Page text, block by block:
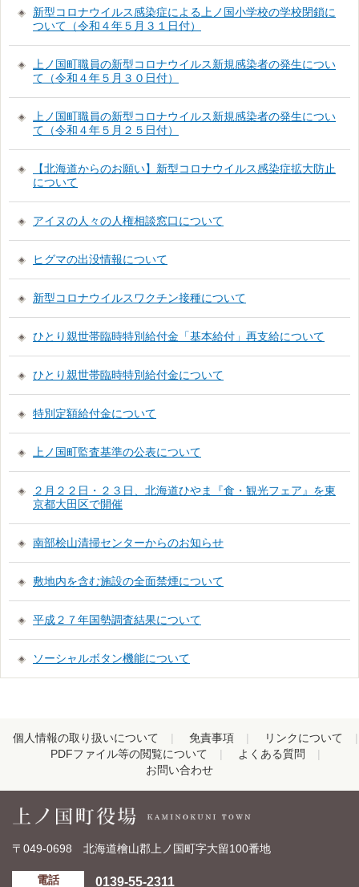
新型コロナウイルス感染症による上ノ国小学校の学校閉鎖に
ついて（令和４年５月３１日付）
上ノ国町職員の新型コロナウイルス新規感染者の発生につい
て（令和４年５月３０日付）
上ノ国町職員の新型コロナウイルス新規感染者の発生につい
て（令和４年５月２５日付）
【北海道からのお願い】新型コロナウイルス感染症拡大防止
について
アイヌの人々の人権相談窓口について
ヒグマの出没情報について
新型コロナウイルスワクチン接種について
ひとり親世帯臨時特別給付金「基本給付」再支給について
ひとり親世帯臨時特別給付金について
特別定額給付金について
上ノ国町監査基準の公表について
２月２２日・２３日、北海道ひやま『食・観光フェア』を東
京都大田区で開催
南部桧山清掃センターからのお知らせ
敷地内を含む施設の全面禁煙について
平成２７年国勢調査結果について
ソーシャルボタン機能について
個人情報の取り扱いについて 免責事項
リンクについて
PDFファイル等の閲覧について
よくある質問
お問い合わせ
〒049-0698 北海道檜山郡上ノ国町字大留100番地
電話 0139-55-2311